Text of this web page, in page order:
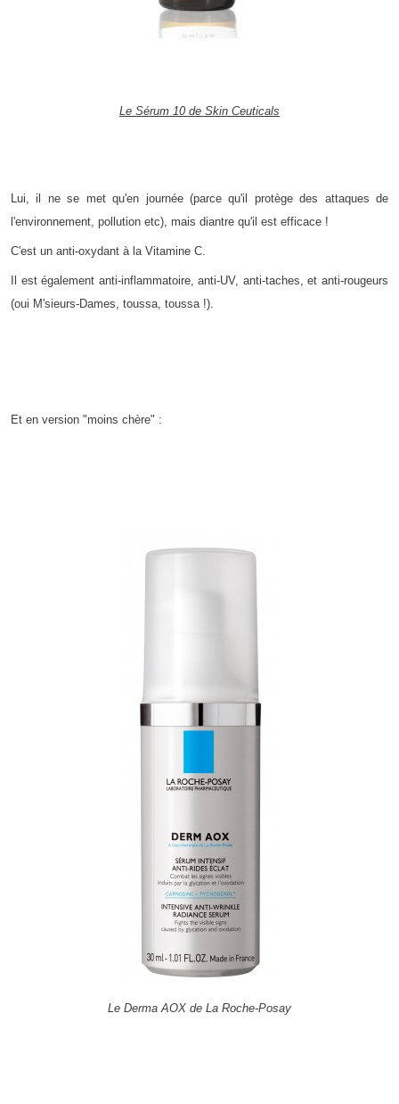
Le Sérum 10 de Skin Ceuticals
Lui, il ne se met qu'en journée (parce qu'il protège des attaques de
l'environnement, pollution etc), mais diantre qu'il est efficace !
C'est un anti-oxydant à la Vitamine C.
Il est également anti-inflammatoire, anti-UV, anti-taches, et anti-rougeurs
(oui M'sieurs-Dames, toussa, toussa !).
Et en version "moins chère" :
Le Derma AOX de La Roche-Posay